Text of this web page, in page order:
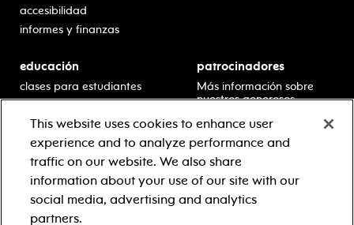
accesibilidad
informes y finanzas
educación
clases para estudiantes
escolar
residencias en escuelas
desarrollo profesional
recursos para docentes
comuníquese con el
equipo educativo
patrocinadores
Más información sobre
nuestros generosos
This website uses cookies to enhance user
experience and to analyze performance and
traffic on our website. We also share
information about your use of our site with our
social media, advertising and analytics
partners.